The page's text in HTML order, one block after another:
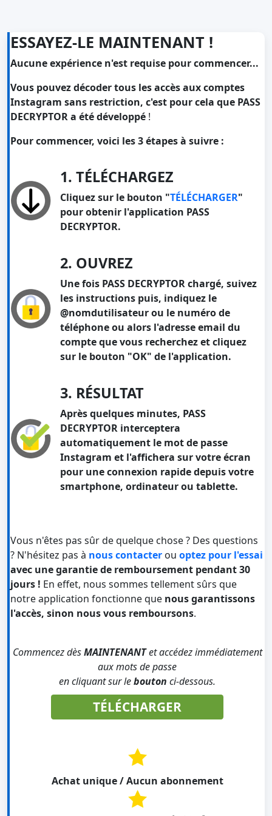
ESSAYEZ-LE MAINTENANT !
Aucune expérience n'est requise pour commencer...
Vous pouvez décoder tous les accès aux comptes
Instagram sans restriction, c'est pour cela que PASS
DECRYPTOR a été développé !
Pour commencer, voici les 3 étapes à suivre :
1. TÉLÉCHARGEZ
Cliquez sur le bouton "TÉLÉCHARGER"
pour obtenir l'application PASS
DECRYPTOR.
2. OUVREZ
Une fois PASS DECRYPTOR chargé, suivez
les instructions puis, indiquez le
@nomdutilisateur ou le numéro de
téléphone ou alors l'adresse email du
compte que vous recherchez et cliquez
sur le bouton "OK" de l'application.
3. RÉSULTAT
Après quelques minutes, PASS
DECRYPTOR interceptera
automatiquement le mot de passe
Instagram et l'affichera sur votre écran
pour une connexion rapide depuis votre
smartphone, ordinateur ou tablette.
Vous n'êtes pas sûr de quelque chose ? Des questions
? N'hésitez pas à nous contacter ou optez pour l'essai
avec une garantie de remboursement pendant 30
jours ! En effet, nous sommes tellement sûrs que
notre application fonctionne que nous garantissons
l'accès, sinon nous vous remboursons.
Commencez dèsMAINTENANTet accédez immédiatement
aux mots de passe
en cliquant sur lebouton ci-dessous.
TÉLÉCHARGER
Achat unique / Aucun abonnement